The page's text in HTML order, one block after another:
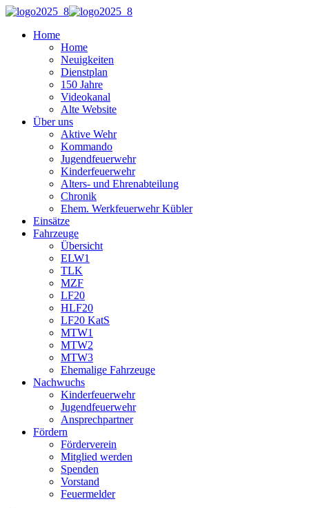
Home
Home
Neuigkeiten
Dienstplan
150 Jahre
Videokanal
Alte Website
Über uns
Aktive Wehr
Kommando
Jugendfeuerwehr
Kinderfeuerwehr
Alters- und Ehrenabteilung
Chronik
Ehem. Werkfeuerwehr Kübler
Einsätze
Fahrzeuge
Übersicht
ELW1
TLK
MZF
LF20
HLF20
LF20 KatS
MTW1
MTW2
MTW3
Ehemalige Fahrzeuge
Nachwuchs
Kinderfeuerwehr
Jugendfeuerwehr
Ansprechpartner
Fördern
Förderverein
Mitglied werden
Spenden
Vorstand
Feuermelder